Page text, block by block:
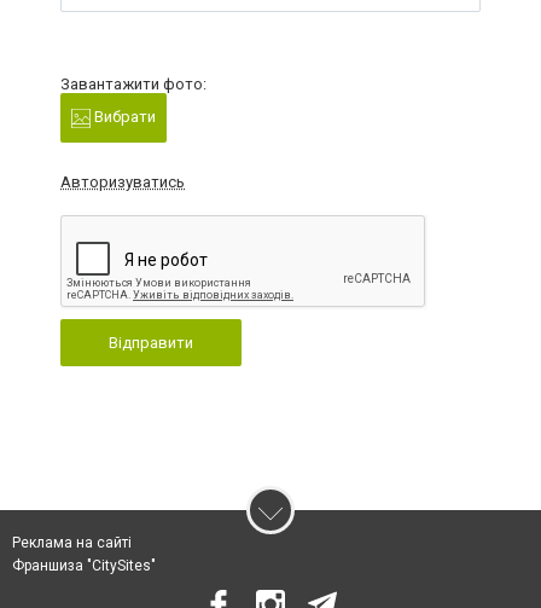
Завантажити фото:
Вибрати
Авторизуватись
Відправити
Реклама на сайті
Франшиза "CitySites"